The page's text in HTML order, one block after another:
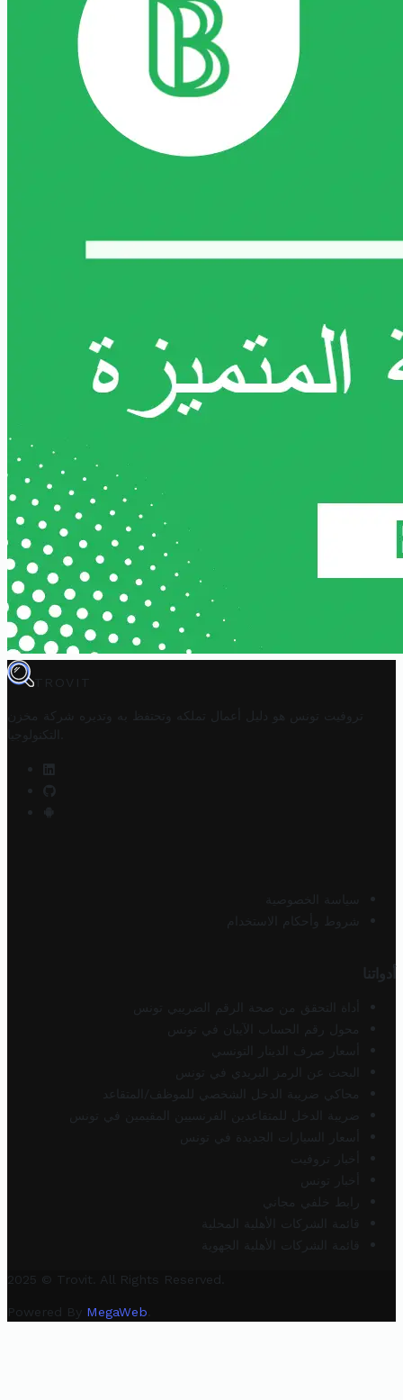
TROVIT
تروفيت تونس هو دليل أعمال تملكه وتحتفظ به وتديره
شركة مخزن
التكنولوجيا
سياسة الخصوصية
شروط وأحكام الاستخدام
أدواتنا
أداة التحقق من صحة الرقم الضريبي تونس
محول رقم الحساب الآيبان في تونس
أسعار صرف الدينار التونسي
البحث عن الرمز البريدي في تونس
محاكي ضريبة الدخل الشخصي للموظف/المتقاعد
ضريبة الدخل للمتقاعدين الفرنسيين المقيمين في تونس
أسعار السيارات الجديدة في تونس
أخبار تروفيت
أخبار تونس
رابط خلفي مجاني
قائمة الشركات الأهلية المحلية
قائمة الشركات الأهلية الجهوية
2025 © Trovit. All Rights Reserved.
Powered By MegaWeb